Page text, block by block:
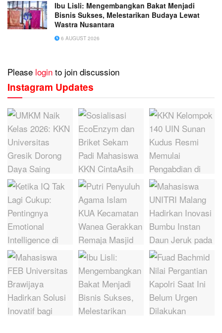
Ibu Lisli: Mengembangkan Bakat Menjadi
Bisnis Sukses, Melestarikan Budaya Lewat
Wastra Nusantara
6 AUGUST 2026
Please login to join discussion
Instagram Updates